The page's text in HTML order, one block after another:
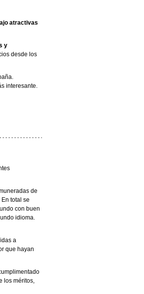
atractivas
y
desde los
interesante.
de
total se
con buen
idioma.
a
que hayan
los méritos,